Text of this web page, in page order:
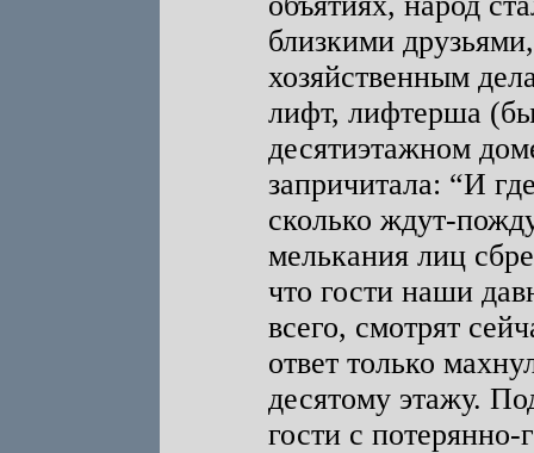
близкими
хозяйственным
лифт, лифтерша
десятиэтажном
запричитала: “И
сколько ждут-
мелькания лиц
что гости наши
всего, смотрят
ответ только
десятому этажу.
гости с